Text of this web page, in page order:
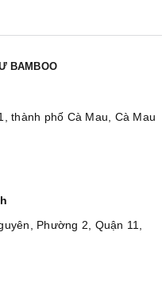
BAMBOO
thành phố Cà Mau, Cà Mau
Phường 2, Quận 11,